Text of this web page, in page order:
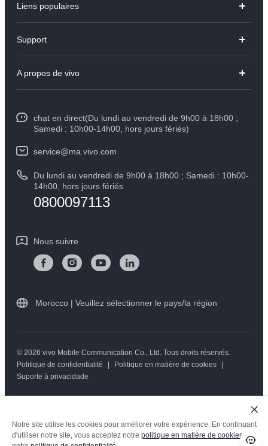
Liens populaires
V60 Lite
Y04
Tous les modèles
Support
Funtouch OS
Mise à jour du système
L'état d'avancement de la réparation
Instructions de garantie vivo
A propos de vivo
Presse
Mentions légales
À propos de vivo
chat en direct(Du lundi au vendredi de 9h00 à 18h00 ;
Samedi : 10h00-14h00, hors jours fériés)
service@ma.vivo.com
Du lundi au vendredi de 9h00 à 18h00 ; Samedi : 10h00-
14h00, hors jours fériés
0800097113
Nous suivre
Morocco | Veuillez sélectionner le pays/la région
© 2026 vivo Mobile Communication Co., Ltd. Tous droits réservés.
Politique de confidentialité
| Politique en matière de cookies
|
Suporte à privacidade
Notre site utilise les cookies pour améliorer votre expérience. En continuant
d'utiliser notre site, vous acceptez notre politique en matière de cookies et